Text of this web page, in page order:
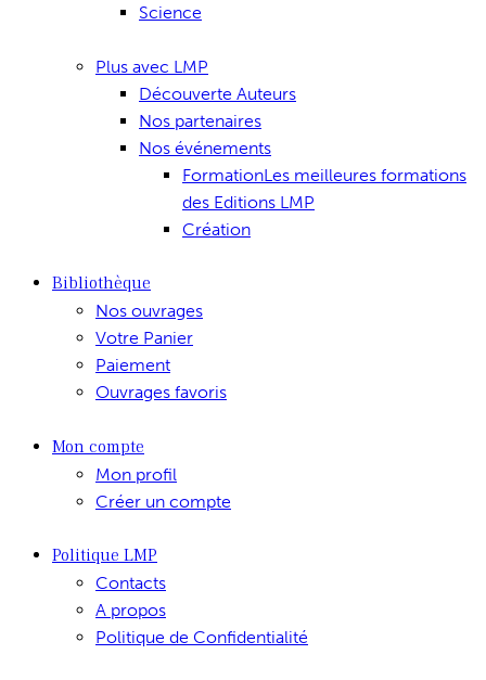
Science
Plus avec LMP
Découverte Auteurs
Nos partenaires
Nos événements
FormationLes meilleures formations
des Editions LMP
Création
Bibliothèque
Nos ouvrages
Votre Panier
Paiement
Ouvrages favoris
Mon compte
Mon profil
Créer un compte
Politique LMP
Contacts
A propos
Politique de Confidentialité